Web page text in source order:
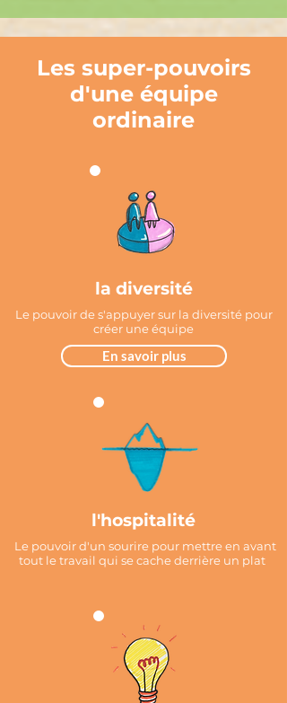
Les super-pouvoirs
d'une équipe
ordinaire
la diversité
Le pouvoir de s'appuyer sur la diversité pour
créer une équipe
En savoir plus
l'hospitalité
Le pouvoir d'un sourire pour mettre en avant
tout le travail qui se cache derrière un plat